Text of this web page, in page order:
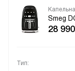
Smeg
28 990
Тип: